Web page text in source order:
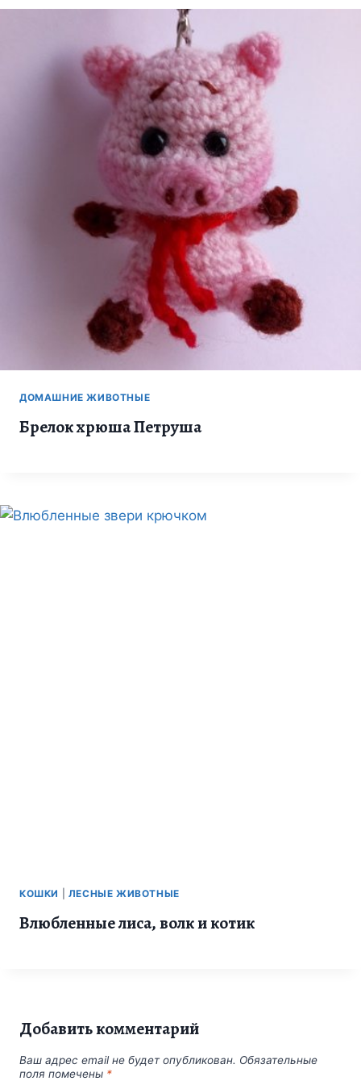
ДОМАШНИЕ ЖИВОТНЫЕ
Брелок хрюша Петруша
КОШКИ ЛЕСНЫЕ ЖИВОТНЫЕ
Влюбленные лиса, волк и котик
Добавить комментарий
Ваш адрес email не будет опубликован. Обязательные
поля помечены *